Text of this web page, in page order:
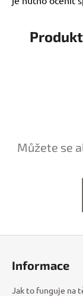
Můžete se
Informace
Jak to funguje na